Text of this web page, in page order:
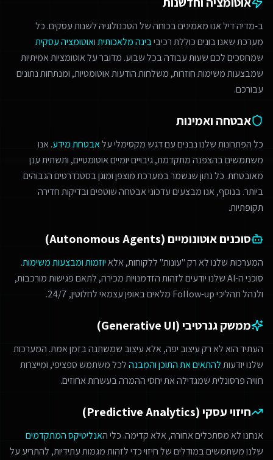
ב-מדיה דיל אנו מאמינים בכוחה של הטכנולוגיה לשנות עסקים. כל
מערכת שאנו בונים כוללת רכיביבינה מלאכותיתואוטומציה עסקית
שמחסכים לכם שעות עבודה בכל שבוע. מדובר על אוטומציות אמיתיות
שמבצעות משימות חוזרות, משלחות הודעות אוטומטיות, ומנתחות נתונים
עבורכם.
אבטחה ואמינות
כל הפתרונות שלנו נבנים עם דגש מקסימלי עלאבטחת מידע. אנו
משתמשים בהצפנה מתקדמת, גיבויים יומיים אוטומטיים, ותשתית ענן
מאובטחת. כל נתון שנשמר במערכת מוצפן ומוגן בסטנדרטים הגבוהים
ביותר. בנוסף, אנו מבצעים עדכוני אבטחה שוטפים ובדיקות חדירה
תקופתיות.
סוכנים אוטונומיים (Autonomous Agents)
המערכות שלנו לא רק "עונות" ללקוחות, אלאיוזמות ומבצעות משימות.
סוכני ה-AI שלנו יודעים לזהות הזדמנויות מכירה, לתאם פגישות מורכבות,
ולנהל תהליכי Follow-up מלאים באופן עצמאי לחלוטין, 24/7.
ממשק גנרטיבי (Generative UI)
העתיד הוא לא רק עיצוב יפה, אלא עיצוב שמשתנה בזמן אמת. המערכות
שלנו יודעותלהתאים את התוכן והמבנהלכל משתמש ספציפי, ומייצרות
חוויה פרסונלית שמגדילה את יחסי ההמרה בעשרות אחוזים.
חיזוי עסקי (Predictive Analytics)
אנחנו לא מסתכלים אחורה, אלא קדימה. כלי האנליטיקס המתקדמים
שלנו משתמשים במודלים של חיזוי כדי לזהות מגמות עתידיות, להתריע על